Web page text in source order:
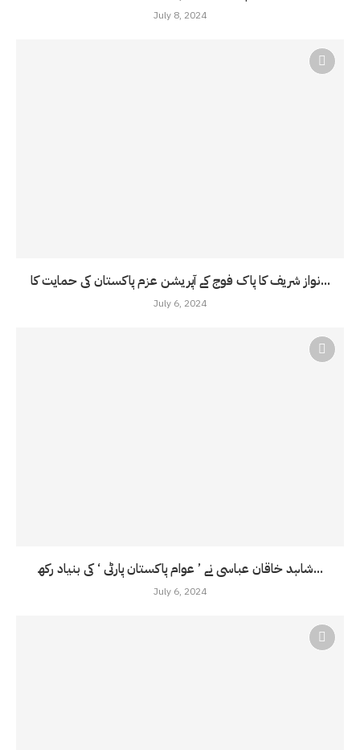
July 8, 2024
نواز شریف کا پاک فوج کے آپریشن عزم پاکستان کی حمایت کا...
July 6, 2024
شاہد خاقان عباسی نے ’ عوام پاکستان پارٹی ‘ کی بنیاد رکھ...
July 6, 2024